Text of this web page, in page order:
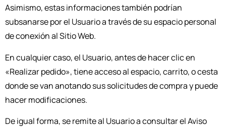
Asimismo, estas informaciones también podrían
subsanarse por el Usuario a través de su espacio personal
de conexión al Sitio Web.
En cualquier caso, el Usuario, antes de hacer clic en
«Realizar pedido», tiene acceso al espacio, carrito, o cesta
donde se van anotando sus solicitudes de compra y puede
hacer modificaciones.
De igual forma, se remite al Usuario a consultar el Aviso